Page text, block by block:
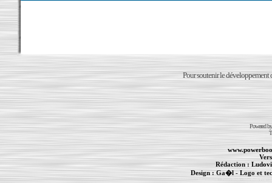
Pour soutenir le développement
Powered
Rédaction :
Design :Ga�l- Logo et
Informations :